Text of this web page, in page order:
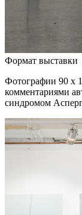
Формат выставки
Фотографии 90 х
комментариями
синдромом